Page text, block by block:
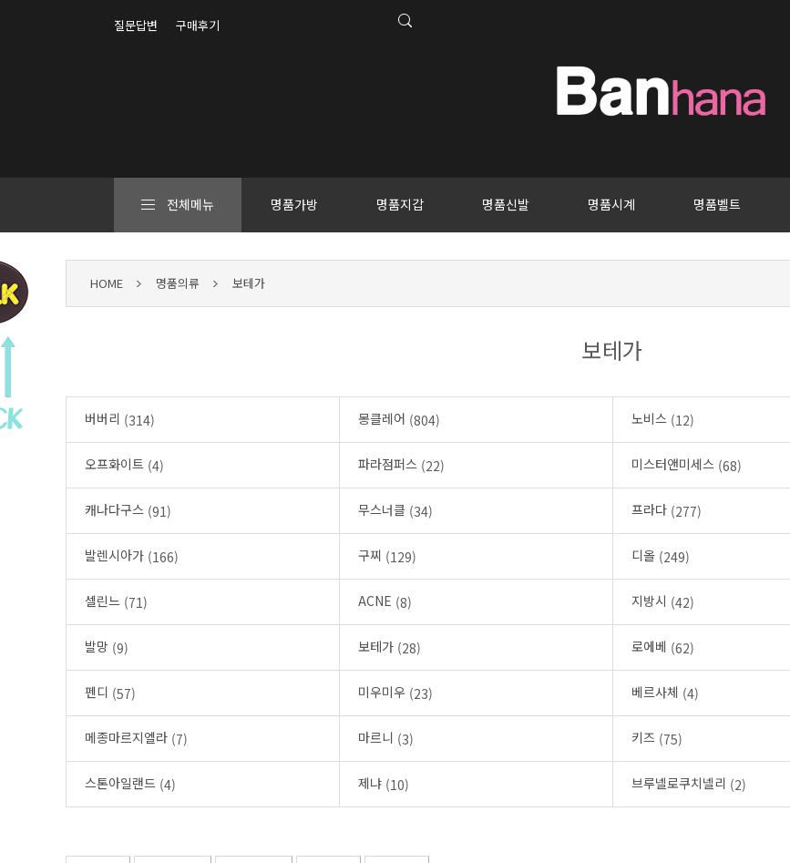
질문답변 구매후기
전체메뉴 명품가방 명품지갑 명품신발 명품시계 명품벨트
HOME 명품의류 보테가
보테가
버버리 (314) 몽클레어 (804) 노비스 (12)
오프화이트 (4) 파라점퍼스 (22) 미스터앤미세스 (68)
캐나다구스 (91) 무스너클 (34) 프라다 (277)
발렌시아가 (166) 구찌 (129) 디올 (249)
셀린느 (71) ACNE (8) 지방시 (42)
발망 (9) 보테가 (28) 로에베 (62)
펜디 (57) 미우미우 (23) 베르사체 (4)
메종마르지엘라 (7) 마르니 (3) 키즈 (75)
스톤아일랜드 (4) 제냐 (10) 브루넬로쿠치넬리 (2)